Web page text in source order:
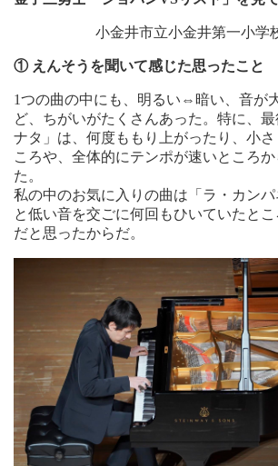
小金井市立小金井第一小
① えんそうを聞いて感じた思ったこと
1つの曲の中にも、明るい⇔暗い、音が
ど、ちがいがたくさんあった。特に、
ナタ」は、何度ももり上がったり、小
ころや、全体的にテンポが速いところ
た。
私の中のお気に入りの曲は「ラ・カン
と低い音を交ごに何回もひいていたと
だと思ったからだ。